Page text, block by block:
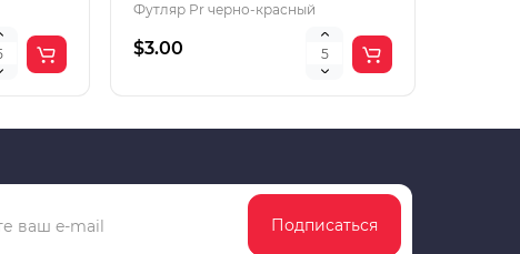
Футляр Pr черно-красный
$3.00
Подписаться